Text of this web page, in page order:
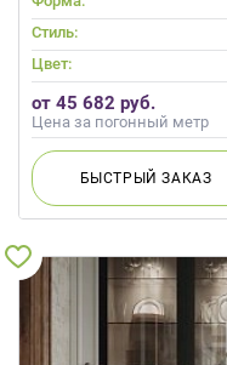
Стиль:
Цвет:
от 45 682 руб.
Цена за погонный метр
БЫСТРЫЙЗАКАЗ